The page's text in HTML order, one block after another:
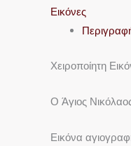
Εικόνες
Χειροποίητη
Ο Άγιος
Εικόνα